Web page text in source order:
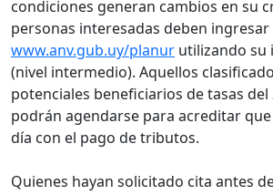
condiciones generan cambios en su
personas interesadas deben ingresar
www.anv.gub.uy/planur utilizando su
(nivel intermedio). Aquellos
potenciales beneficiarios de tasas del
podrán agendarse para acreditar
día con el pago de tributos.
Quienes hayan solicitado cita antes